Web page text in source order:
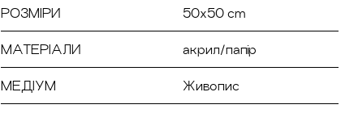
РОЗМІРИ 50х50 cm
МАТЕРІАЛИ акрил/папір
МЕДІУМ Живопис